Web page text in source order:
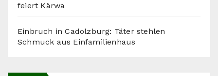
feiert Kärwa
Einbruch in Cadolzburg: Täter stehlen
Schmuck aus Einfamilienhaus